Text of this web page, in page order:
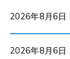
2026年8月6日
2026年8月6日